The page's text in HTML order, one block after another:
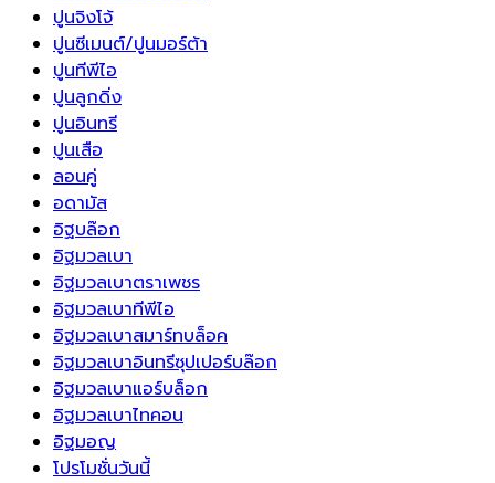
ปูนจิงโจ้
ปูนซีเมนต์/ปูนมอร์ต้า
ปูนทีพีไอ
ปูนลูกดิ่ง
ปูนอินทรี
ปูนเสือ
ลอนคู่
อดามัส
อิฐบล๊อก
อิฐมวลเบา
อิฐมวลเบาตราเพชร
อิฐมวลเบาทีพีไอ
อิฐมวลเบาสมาร์ทบล็อค
อิฐมวลเบาอินทรีซุปเปอร์บล๊อก
อิฐมวลเบาแอร์บล็อก
อิฐมวลเบาไทคอน
อิฐมอญ
โปรโมชั่นวันนี้